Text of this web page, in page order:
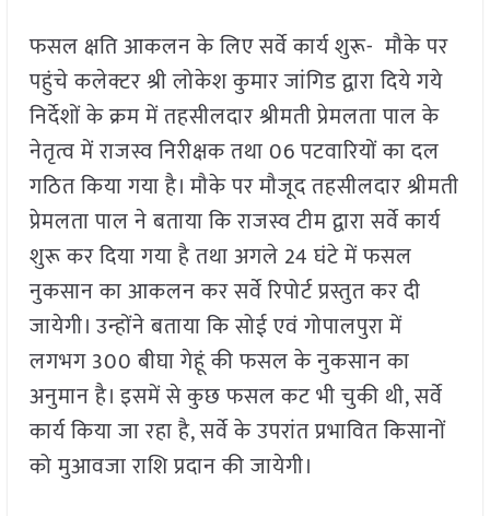
फसल क्षति आकलन के लिए सर्वे कार्य शुरू- मौके पर
पहुंचे कलेक्टर श्री लोकेश कुमार जांगिड द्वारा दिये गये
निर्देशों के क्रम में तहसीलदार श्रीमती प्रेमलता पाल के
नेतृत्व में राजस्व निरीक्षक तथा 06 पटवारियों का दल
गठित किया गया है। मौके पर मौजूद तहसीलदार श्रीमती
प्रेमलता पाल ने बताया कि राजस्व टीम द्वारा सर्वे कार्य
शुरू कर दिया गया है तथा अगले 24 घंटे में फसल
नुकसान का आकलन कर सर्वे रिपोर्ट प्रस्तुत कर दी
जायेगी। उन्होंने बताया कि सोई एवं गोपालपुरा में
लगभग 300 बीघा गेहूं की फसल के नुकसान का
अनुमान है। इसमें से कुछ फसल कट भी चुकी थी, सर्वे
कार्य किया जा रहा है, सर्वे के उपरांत प्रभावित किसानों
को मुआवजा राशि प्रदान की जायेगी।